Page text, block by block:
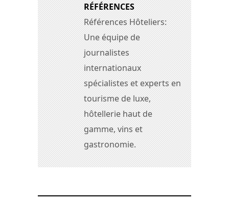
RÉFÉRENCES
Références Hôteliers:
Une équipe de
journalistes
internationaux
spécialistes et experts en
tourisme de luxe,
hôtellerie haut de
gamme, vins et
gastronomie.